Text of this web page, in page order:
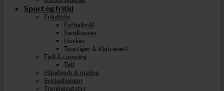
Sport og fritid
Friluftsliv
Fotballmål
Sandkasser
Husker
Taustiger & Klatrenett
Fjell & camping
Telt
Håndverk & maling
Sykkelhenger
Treningsutstyr